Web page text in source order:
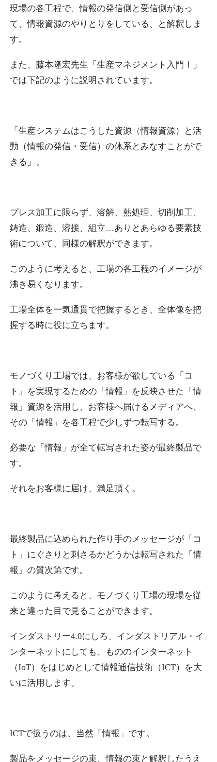
現場の各工程で、情報の発信側と受信側があっ
て、情報資源のやりとりをしている、と解釈しま
す。
また、藤本隆宏先生「生産マネジメント入門Ⅰ」
では下記のように説明されています。
「生産システムはこうした資源（情報資源）と活
動（情報の発信・受信）の体系とみなすことがで
きる」。
プレス加工に限らず、溶解、熱処理、切削加工、
鋳造、鍛造、溶接、組立…ありとあらゆる要素技
術について、同様の解釈ができます。
このように考えると、工場の各工程のイメージが
沸き易くなります。
工場全体を一気通貫で把握するとき、全体像を把
握する時に役に立ちます。
モノづくり工場では、お客様が欲している「コ
ト」を実現するための「情報」を反映させた「情
報」資源を活用し、お客様へ届けるメディアへ、
その「情報」を各工程で少しずつ転写する。
必要な「情報」が全て転写された姿が最終製品で
す。
それをお客様に届け、満足頂く。
最終製品に込められた作り手のメッセージが「コ
ト」にぐさりと刺さるかどうかは転写された「情
報」の質次第です。
このように考えると、モノづくり工場の現場を従
来と違った目で見ることができます。
インダストリー4.0にしろ、インダストリアル・イ
ンターネットにしても、もののインターネット
（IoT）をはじめとして情報通信技術（ICT）を大
いに活用します。
ICTで扱うのは、当然「情報」です。
製品をメッセージの束、情報の束と解釈したうえ